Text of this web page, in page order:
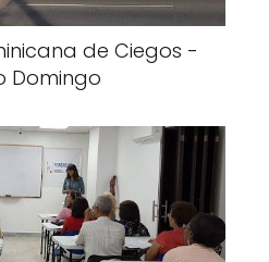
de Ciegos -
Domingo